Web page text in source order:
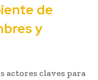
de
y
actores claves para